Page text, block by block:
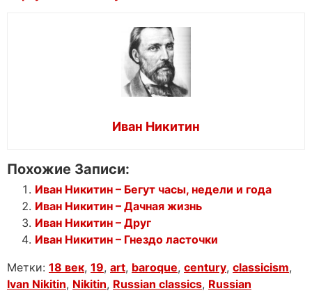
Иван Никитин
Похожие Записи:
Иван Никитин – Бегут часы, недели и года
Иван Никитин – Дачная жизнь
Иван Никитин – Друг
Иван Никитин – Гнездо ласточки
Метки: 18 век, 19, art, baroque, century, classicism,
Ivan Nikitin, Nikitin, Russian classics, Russian